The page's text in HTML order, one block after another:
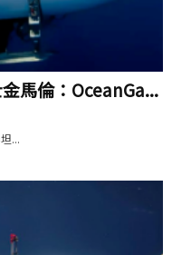
馬倫：OceanGa...
...